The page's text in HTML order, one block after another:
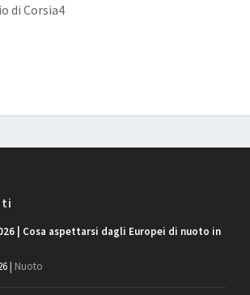
di Corsia4
| Cosa aspettarsi dagli Europei di nuoto in
| Nuoto